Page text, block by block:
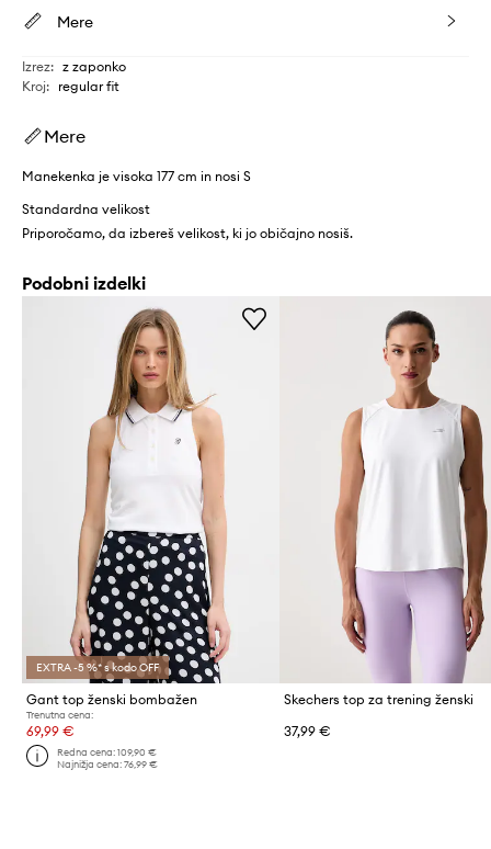
Mere
Izrez: z zaponko
Kroj: regular fit
Mere
Manekenka je visoka 177 cm in nosi S
Standardna velikost
Priporočamo, da izbereš velikost, ki jo običajno nosiš.
Podobni izdelki
EXTRA -5 %* s kodo OFF
Gant top ženski bombažen
Trenutna cena:
69,99 €
Redna cena:109,90 €
Najnižja cena:76,99 €
Skechers top za trening ženski
37,99 €